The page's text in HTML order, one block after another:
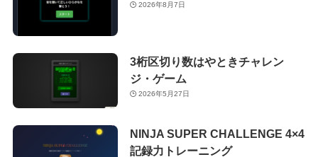
2026年8月7日
3桁区切り数はやときチャレン
ジ・ゲーム
2026年5月27日
NINJA SUPER CHALLENGE 4×4
記録力トレーニング